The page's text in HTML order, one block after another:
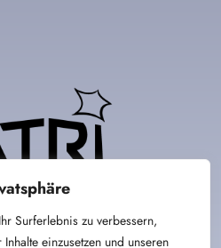
Surferlebnis zu verbessern,
einzusetzen und unseren